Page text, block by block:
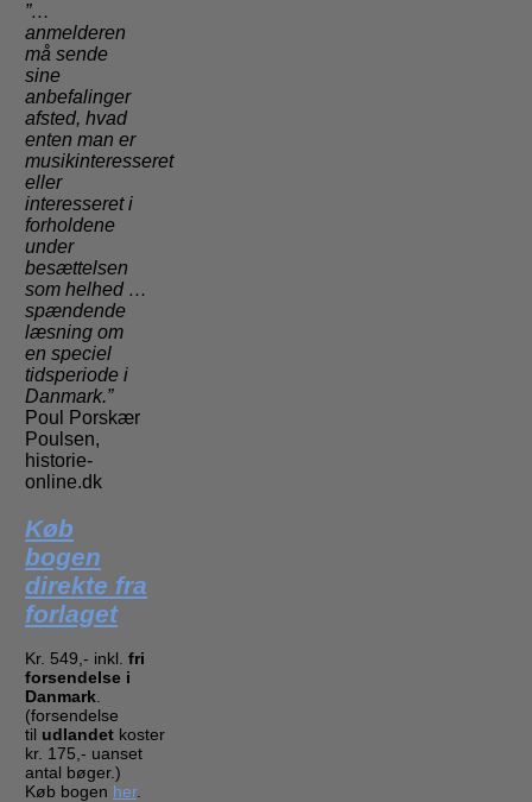
”…
anmelderen
må sende
sine
anbefalinger
afsted, hvad
enten man er
musikinteresseret
eller
interesseret i
forholdene
under
besættelsen
som helhed …
spændende
læsning om
en speciel
tidsperiode i
Danmark.”
Poul Porskær
Poulsen,
historie-
online.dk
Køb
bogen
direkte fra
forlaget
Kr. 549,- inkl. fri
forsendelse i
Danmark
(forsendelse
til udlandet koster
kr. 175,- uanset
antal bøger.)
Køb bogen her.